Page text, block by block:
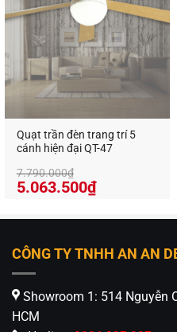
Quạt trần đèn trang trí 5
cánh hiện đại QT-47
7.790.000₫
Giá
là:
5.063.500₫Giá
hiện
tại
CÔNG TY TNHH AN AN
Showroom 1: 514 Nguyễn
HCM